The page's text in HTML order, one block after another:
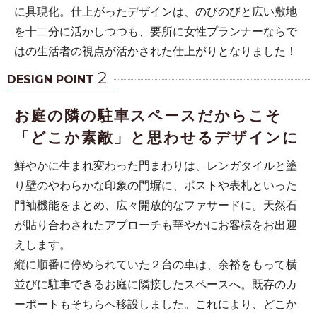
に具現化。仕上がったデザインは、のびのびと広い敷地
を十二分に活かしつつも、要所に女性プランナーならで
はの生活者の視点が活かされた仕上がりとなりました！
DESIGN POINT 2
お庭の隣の駐車スペースだからこそ
「どこか素敵」と思わせるデザインに
鮮やかに生まれ変わった門まわりは、レンガタイルと塗
り壁のやわらかな印象の門塀に、ポストや表札といった
門袖機能をまとめ、広々開放的なファサードに。天然石
が貼り合わされたアプローチも華やかにお客様をお出迎
えします。
縦に順番に停められていた２台の車は、余裕をもって横
並びに駐車できるお庭に隣接したスペースへ。既存のカ
ーポートもそちらへ移設しました。これにより、どこか